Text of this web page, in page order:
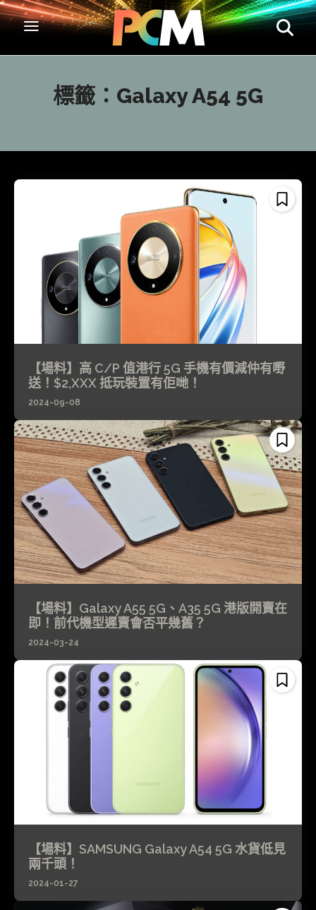
標籤： Galaxy A54 5G
【場料】高 C/P 值港行 5G 手機有價減仲有嘢
送！$2,XXX 抵玩裝置有佢哋！
2024-09-08
【場料】Galaxy A55 5G、A35 5G 港版開賣在
即！前代機型遲賣會否平幾舊？
2024-03-24
【場料】SAMSUNG Galaxy A54 5G 水貨低見
兩千頭！
2024-01-27